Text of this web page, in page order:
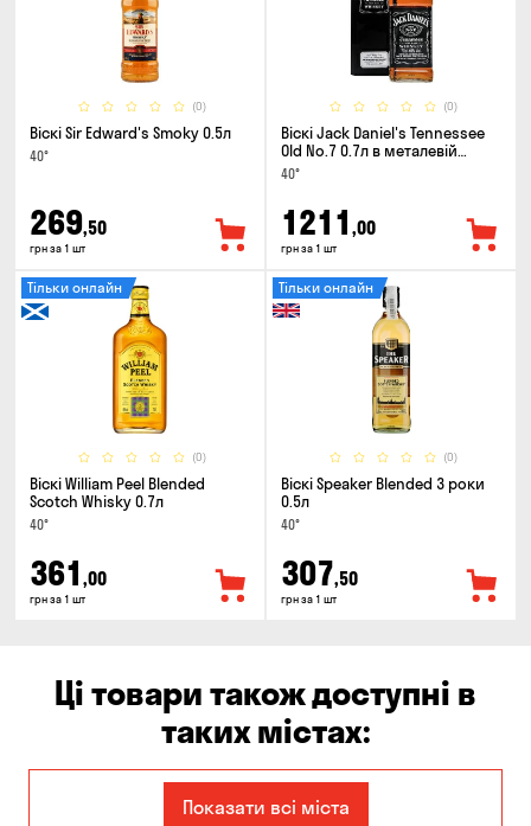
(0)
Віскі Sir Edward's Smoky 0.5л
40°
269,50
грн за 1 шт
(0)
Віскі Jack Daniel's Tennessee
Old No.7 0.7л в металевій
коробці
40°
1211 ,00
грн за 1 шт
(0)
Тільки онлайн
Віскі William Peel Blended
Scotch Whisky 0.7л
40°
361 ,00
грн за 1 шт
(0)
Тільки онлайн
Віскі Speaker Blended 3 роки
0.5л
40°
307,50
грн за 1 шт
Ці товари також доступні в
таких містах:
Показати всі міста